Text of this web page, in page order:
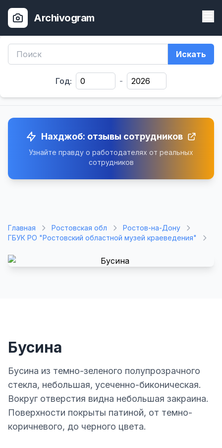
Archivogram
Искать
Год: -
Нахджоб: отзывы сотрудников
Узнайте правду о работодателях от реальных
сотрудников
Главная Ростовская обл
Ростов-на-Дону
ГБУК РО "Ростовский областной музей краеведения"
Бусина
Бусина из темно-зеленого полупрозрачного
стекла, небольшая, усеченно-биконическая.
Вокруг отверстия видна небольшая закраина.
Поверхности покрыты патиной, от темно-
коричневого, до черного цвета.